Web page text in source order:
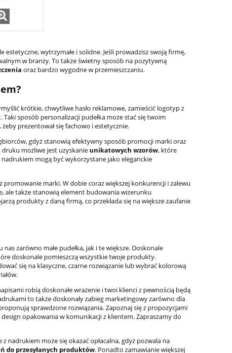
estetyczne, wytrzymałe i solidne. Jeśli prowadzisz swoją firmę,
w branży. To także świetny sposób na pozytywną
oraz bardzo wygodne w przemieszczaniu.
krótkie, chwytliwe hasło reklamowe, zamieścić logotyp z
sposób personalizacji pudełka może stać się twoim
prezentował się fachowo i estetycznie.
gdyż stanowią efektywny sposób promocji marki oraz
możliwe jest uzyskanie unikatowych wzorów, które
mogą być wykorzystane jako eleganckie
marki. W dobie coraz większej konkurencji i zalewu
ale także stanowią element budowania wizerunku
produkty z daną firmą, co przekłada się na większe zaufanie
zarówno małe pudełka, jak i te większe. Doskonale
doskonale pomieszczą wszystkie twoje produkty.
się na klasyczne, czarne rozwiązanie lub wybrać kolorową
robią doskonałe wrażenie i twoi klienci z pewnością będą
to także doskonały zabieg marketingowy zarówno dla
sprawdzone rozwiązania. Zapoznaj się z propozycjami
opakowania w komunikacji z klientem. Zapraszamy do
nadrukiem może się okazać opłacalna, gdyż pozwala na
do przesyłanych produktów. Ponadto zamawianie większej